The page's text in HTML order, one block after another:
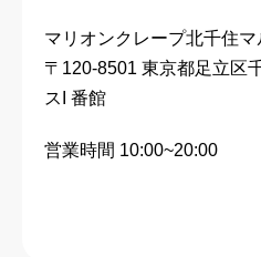
マリオンクレープ北千住マ
〒120-8501 東京都足立区
スI 番館
営業時間 10:00~20:00